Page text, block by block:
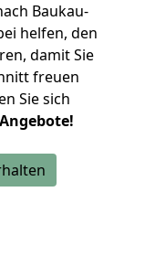
Baukau-
helfen, den
damit Sie
freuen
Sie sich